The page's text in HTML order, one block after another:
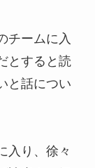
チームに入
とすると読
と話につい
入り、徐々